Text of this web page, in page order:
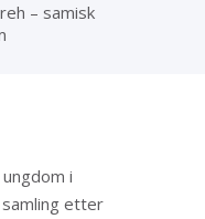
– samisk
i
etter